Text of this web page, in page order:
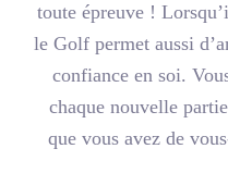
toute épreuve !
le Golf permet aussi
confiance en soi.
chaque nouvelle
que vous avez de